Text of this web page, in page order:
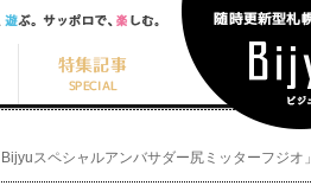
スペシャルアンバサダー尻ミッターフジオ」